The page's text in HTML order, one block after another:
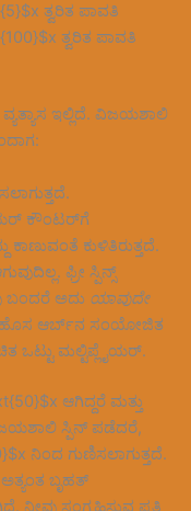
ತ್ವರಿತ ಪಾವತಿ
ತ್ವರಿತ ಪಾವತಿ
ಇಲ್ಲಿದೆ. ವಿಜಯಶಾಲಿ
ಕೌಂಟರ್‌ಗೆ
ಕಾಣುವಂತೆ ಕುಳಿತಿರುತ್ತದೆ.
ಫ್ರೀ ಸ್ಪಿನ್ಸ್
ಬಂದರೆ ಅದು ಯಾವುದೇ
ಹೊಸ ಆರ್ಬ್‌ನ ಸಂಯೋಜಿತ
ಒಟ್ಟು ಮಲ್ಟಿಪ್ಲೈಯರ್.
ಆಗಿದ್ದರೆ ಮತ್ತು
ಸ್ಪಿನ್ ಪಡೆದರೆ,
ನಿಂದ ಗುಣಿಸಲಾಗುತ್ತದೆ.
ಬೃಹತ್
ನೀವು ಸಂಗ್ರಹಿಸುವ ಪ್ರತಿ